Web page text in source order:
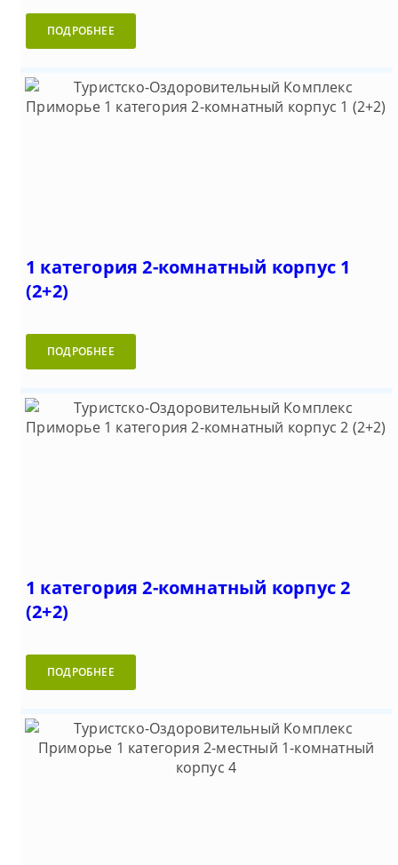
ПОДРОБНЕЕ
1 категория 2-комнатный корпус 1
(2+2)
ПОДРОБНЕЕ
1 категория 2-комнатный корпус 2
(2+2)
ПОДРОБНЕЕ